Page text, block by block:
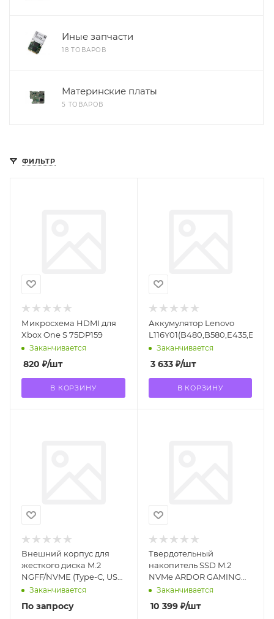
Иные запчасти
18 ТОВАРОВ
Материнские платы
5 ТОВАРОВ
ФИЛЬТР
Микросхема HDMI для
Xbox One S 75DP159
Заканчивается
820 ₽/шт
В КОРЗИНУ
Аккумулятор Lenovo
L116Y01(B480,B580,E435,E535)
Заканчивается
3 633₽/шт
В КОРЗИНУ
Внешний корпус для
жесткого диска M.2
NGFF/NVME (Type-C, USB
C/3.1 алюминий) Серый
Заканчивается
По запросу
Твердотельный
накопитель SSD M.2
NVMe ARDOR GAMING
Simple 512 ГБ (SI512QSHI)
Заканчивается
10 399₽/шт